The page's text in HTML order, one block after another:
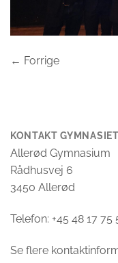
← Forrige
KONTAKT GYMNASIET
Allerød Gymnasium
Rådhusvej 6
3450 Allerød
Telefon: +45 48 17 75
Se flere